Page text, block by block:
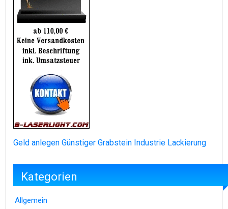
Geld anlegen Günstiger Grabstein Industrie Lackierung
Kategorien
Allgemein